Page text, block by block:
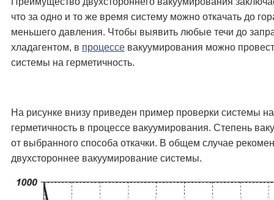
что за одно и то же время систему можно откачать до
меньшего давления. Чтобы выявить любые течи до
хладагентом, в процессе вакуумирования можно
системы на герметичность.
На рисунке внизу приведен пример проверки системы на
герметичность в процессе вакуумирования. Степень
от выбранного способа откачки. В общем случае
двухстороннее вакуумирование системы.